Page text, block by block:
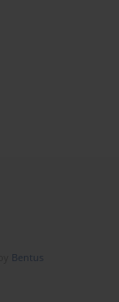
Bentus